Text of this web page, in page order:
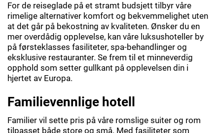
For de reiseglade på et stramt budsjett tilbyr våre
rimelige alternativer komfort og bekvemmelighet uten
at det går på bekostning av kvaliteten. Ønsker du en
mer overdådig opplevelse, kan våre luksushoteller by
på førsteklasses fasiliteter, spa-behandlinger og
eksklusive restauranter. Se frem til et minneverdig
opphold som setter gullkant på opplevelsen din i
hjertet av Europa.
Familievennlige hotell
Familier vil sette pris på våre romslige suiter og rom
tilpasset både store og små. Med fasiliteter som